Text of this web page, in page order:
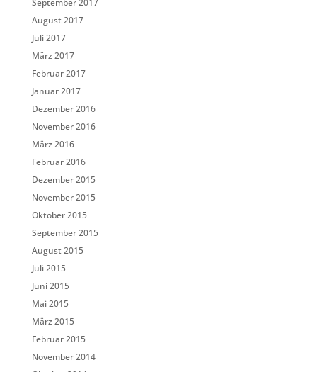
September 2017
August 2017
Juli 2017
März 2017
Februar 2017
Januar 2017
Dezember 2016
November 2016
März 2016
Februar 2016
Dezember 2015
November 2015
Oktober 2015
September 2015
August 2015
Juli 2015
Juni 2015
Mai 2015
März 2015
Februar 2015
November 2014